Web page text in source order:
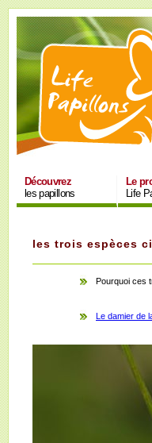
Découvrez
les papillons
Le
Life
les trois espèces
Pourquoi ces
Le damier de